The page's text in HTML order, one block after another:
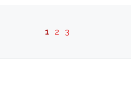
1 2 3